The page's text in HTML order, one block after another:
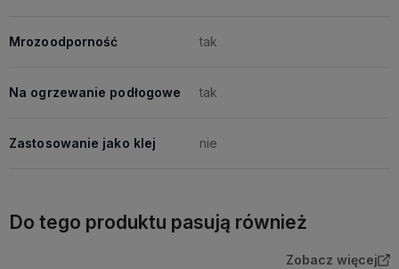
Mrozoodporność tak
Na ogrzewanie podłogowe tak
Zastosowanie jako klej nie
Do tego produktu pasują również
Zobacz więcej